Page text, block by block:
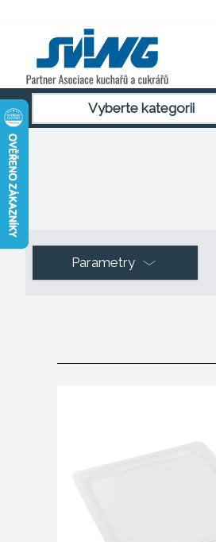
Vyberte kategorii
Parametry